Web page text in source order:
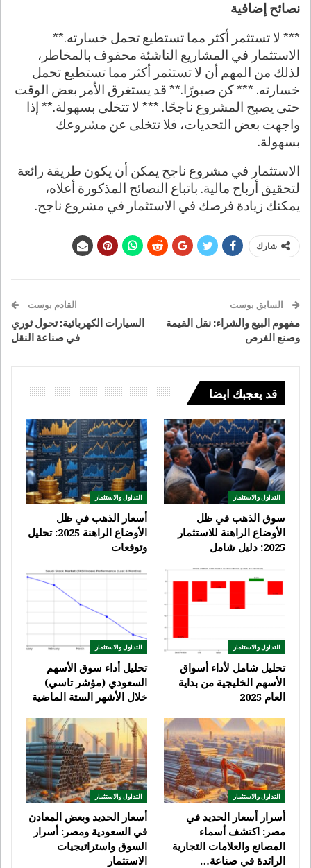
نصائح إضافية
*** لا تستثمر أكثر مما تستطيع تحمل خسارته.**
الاستثمار في المشاريع الناشئة محفوف بالمخاطر،
لذلك من المهم أن لا تستثمر أكثر مما تستطيع تحمل
خسارته. *** كن صبورًا.** قد يستغرق الأمر بعض الوقت
حتى يصبح المشروع ناجحًا. *** لا تتخلى بسهولة.** إذا
واجهت بعض التحديات، فلا تتخلى عن مشروعك
بسهولة.
الاستثمار في مشروع ناجح يمكن أن يكون طريقة رائعة
لتحقيق أرباح مالية. باتباع النصائح المذكورة أعلاه،
يمكنك زيادة فرصك في الاستثمار في مشروع ناجح.
شارك
السابق بوست
مفهوم البيع والشراء: نقل القيمة
وصنع الفرص
القادم بوست
السيارات الكهربائية: تحول ثوري
في صناعة النقل
قد يعجبك ايضا
التداول والاستثمار
سوق الذهب في ظل
الأوضاع الراهنة للاستثمار
2025: دليل شامل
التداول والاستثمار
أسعار الذهب في ظل
الأوضاع الراهنة 2025: تحليل
وتوقعات
التداول والاستثمار
تحليل شامل لأداء أسواق
الأسهم الخليجية من بداية
العام 2025
التداول والاستثمار
تحليل أداء سوق الأسهم
السعودي (مؤشر تاسي)
خلال الأشهر الستة الماضية
التداول والاستثمار
أسرار أسعار الحديد في
مصر: اكتشف أسماء
المصانع والعلامات التجارية
الرائدة في صناعة…
التداول والاستثمار
أسعار الحديد وبعض المعادن
في السعودية ومصر: أسرار
السوق واستراتيجيات
الاستثمار